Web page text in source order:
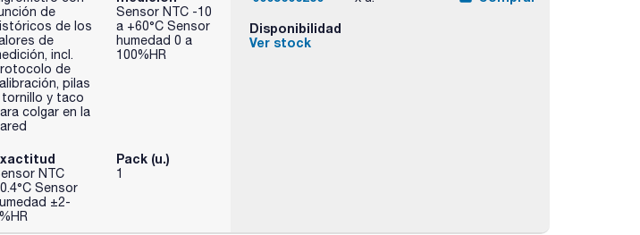
de
de los
de
incl.
de
pilas
tornillo y taco
colgar en la
Sensor NTC -10
a +60°C Sensor
humedad 0 a
100%HR
NTC
Sensor
±2-
Pack (u.)
1
Disponibilidad
Ver stock